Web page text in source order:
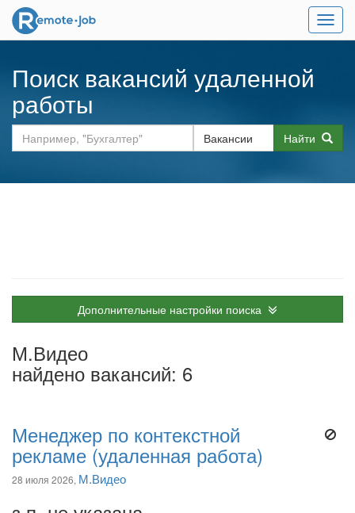
Меню
Поиск вакансий удаленной
работы
Найти
Дополнительные настройки поиска
М.Видео
найдено вакансий: 6
Менеджер по контекстной
рекламе (удаленная работа)
28 июля 2026, М.Видео